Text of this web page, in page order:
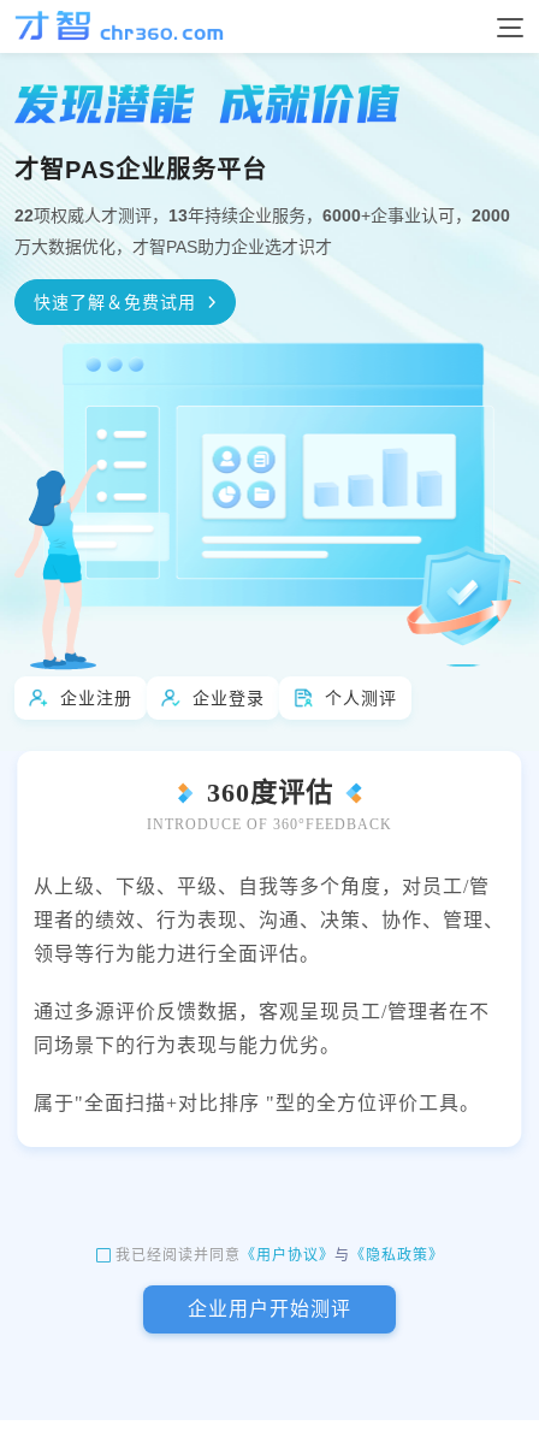
才智PAS企业服务平台
22项权威人才测评， 13年持续企业服务， 6000+企事业认可， 2000
万大数据优化，才智PAS助力企业选才识才
快速了解＆免费试用
企业注册 企业登录 个人测评
360度评估
INTRODUCE OF 360°FEEDBACK
从上级、下级、平级、自我等多个角度，对员工/管
理者的绩效、行为表现、沟通、决策、协作、管理、
领导等行为能力进行全面评估。
通过多源评价反馈数据，客观呈现员工/管理者在不
同场景下的行为表现与能力优劣。
属于"全面扫描+对比排序 "型的全方位评价工具。
我已经阅读并同意 《用户协议》 与 《隐私政策》
企业用户开始测评
首页
测评产品
全维度智商 瑞文智力高级 门萨智力测评
心理素质测评 心理健康测评
解决方案
按应用场景 按岗位推荐
用户手册
询价
怎么用